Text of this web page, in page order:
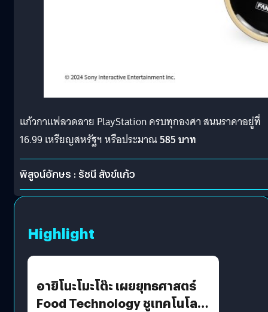
แก้วกาแฟลวดลาย PlayStation ครบทุกองศา สนนราคาอยู่ที่
16.99 เหรียญสหรัฐฯ หรือประมาณ585 บาท
พิสูจน์อักษร : รัชนี สังข์แก้ว
Highlight
อายิโนะโมะโต๊ะ เผยยุทธศาสตร์
Food Technology ชูเทคโนโลยี